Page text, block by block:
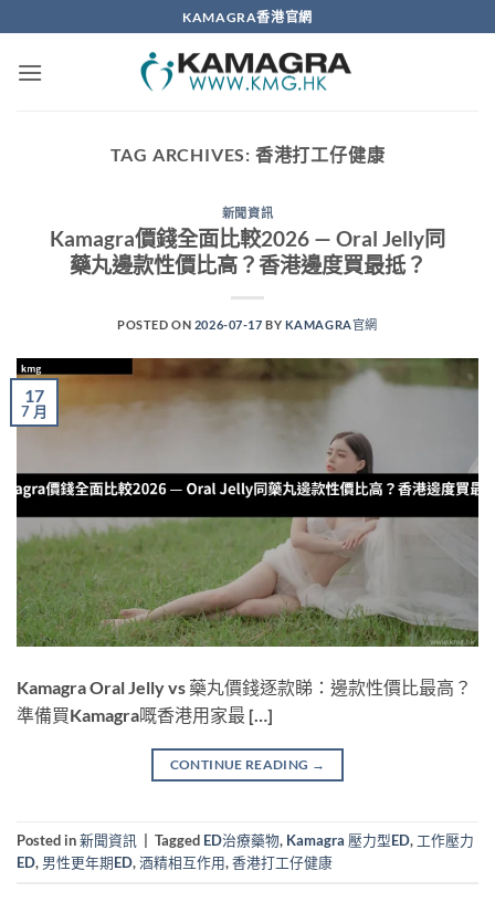
to
content
KAMAGRA香港官網
TAG ARCHIVES: 香港打工仔健康
新聞資訊
Kamagra價錢全面比較2026 — Oral Jelly同
藥丸邊款性價比高？香港邊度買最抵？
POSTED ON 2026-07-17 BY KAMAGRA官網
17
7 月
Kamagra Oral Jelly vs 藥丸價錢逐款睇：邊款性價比最高？
準備買Kamagra嘅香港用家最 […]
CONTINUE READING →
Posted in新聞資訊 Tagged ED治療藥物, Kamagra 壓力型ED, 工作壓力
ED, 男性更年期ED,酒精相互作用,香港打工仔健康